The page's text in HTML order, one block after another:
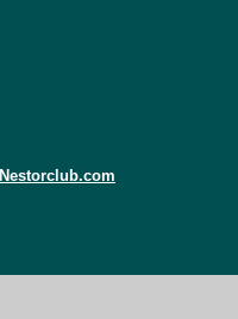
Nestorclub.com